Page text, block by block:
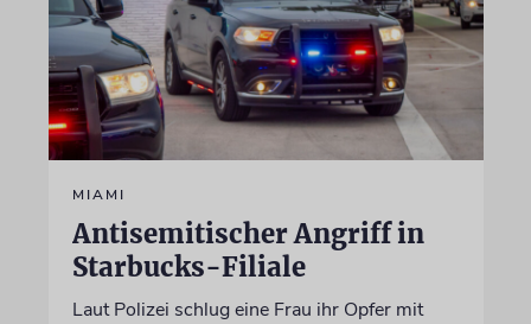
MIAMI
Antisemitischer Angriff in
Starbucks-Filiale
Laut Polizei schlug eine Frau ihr Opfer mit